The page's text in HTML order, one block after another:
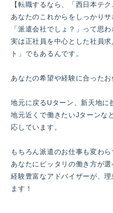
【転職するなら、「西日本テ
あなたのこれからをしっかりサ
「派遣会社でしょ？」って思わ
実は正社員を中心とした社員
ト」でもあるんです。
あなたの希望や経験に合ったお
地元に戻るUターン、新天地に
地元近くで働きたいJターンな
応しています。
もちろん派遣のお仕事も変わら
あなたにピッタリの働き方が選
経験豊富なアドバイザーが、
ます！